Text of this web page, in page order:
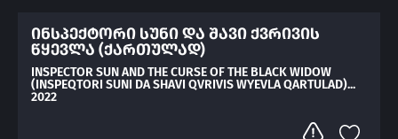
ინსპექტორი სუნი და შავი ქვრივის
წყევლა (ქართულად)
INSPECTOR SUN AND THE CURSE OF THE BLACK WIDOW
(INSPEQTORI SUNI DA SHAVI QVRIVIS WYEVLA QARTULAD)...
2022